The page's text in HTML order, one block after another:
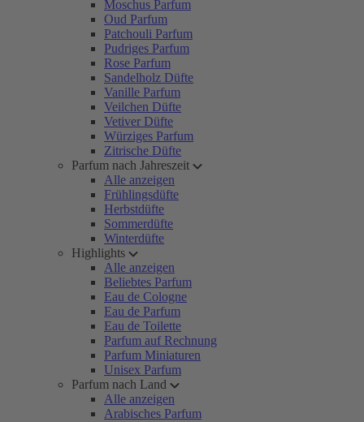
Moschus Parfum
Oud Parfum
Patchouli Parfum
Pudriges Parfum
Rose Parfum
Sandelholz Düfte
Vanille Parfum
Veilchen Düfte
Vetiver Düfte
Würziges Parfum
Zitrische Düfte
Parfum nach Jahreszeit
Alle anzeigen
Frühlingsdüfte
Herbstdüfte
Sommerdüfte
Winterdüfte
Highlights
Alle anzeigen
Beliebtes Parfum
Eau de Cologne
Eau de Parfum
Eau de Toilette
Parfum auf Rechnung
Parfum Miniaturen
Unisex Parfum
Parfum nach Land
Alle anzeigen
Arabisches Parfum